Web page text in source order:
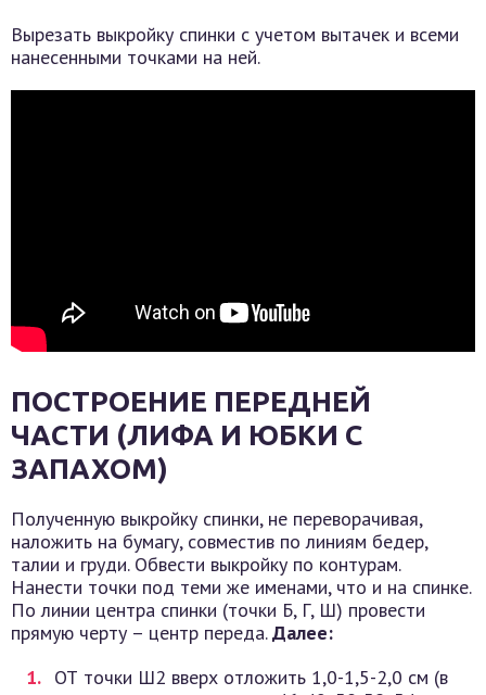
Вырезать выкройку спинки с учетом вытачек и всеми
нанесенными точками на ней.
ПОСТРОЕНИЕ ПЕРЕДНЕЙ
ЧАСТИ (ЛИФА И ЮБКИ С
ЗАПАХОМ)
Полученную выкройку спинки, не переворачивая,
наложить на бумагу, совместив по линиям бедер,
талии и груди. Обвести выкройку по контурам.
Нанести точки под теми же именами, что и на спинке.
По линии центра спинки (точки Б, Г, Ш) провести
прямую черту – центр переда.Далее:
ОТ точки Ш2 вверх отложить 1,0-1,5-2,0 см (в